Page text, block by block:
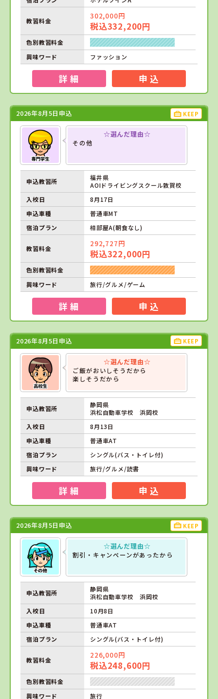
教習料金
302,000円
税込332,200円
色別教習料金
興味ワード
ファッション
詳 細 申 込
2026年8月5日申込 KEEP
☆選んだ理由☆
その他
申込教習所
福井県
AOIドライビングスクール敦賀校
入校日
8月17日
申込車種
普通車MT
宿泊プラン
相部屋A(朝食なし)
教習料金
292,727円
税込322,000円
色別教習料金
興味ワード
旅行/グルメ/ゲーム
詳 細 申 込
2026年8月5日申込 KEEP
☆選んだ理由☆
ご飯がおいしそうだから
楽しそうだから
申込教習所
静岡県
浜松自動車学校 浜岡校
入校日
8月13日
申込車種
普通車AT
宿泊プラン
シングル(バス・トイレ付)
興味ワード
旅行/グルメ/読書
詳 細 申 込
2026年8月5日申込 KEEP
☆選んだ理由☆
割引・キャンペーンがあったから
申込教習所
静岡県
浜松自動車学校 浜岡校
入校日
10月8日
申込車種
普通車AT
宿泊プラン
シングル(バス・トイレ付)
教習料金
226,000円
税込248,600円
色別教習料金
興味ワード
旅行